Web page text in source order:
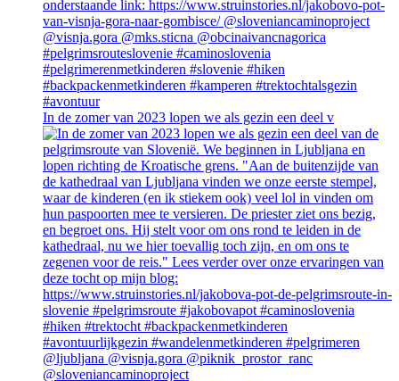
In de zomer van 2023 lopen we als gezin een deel v